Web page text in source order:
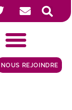
NOUS REJOINDRE